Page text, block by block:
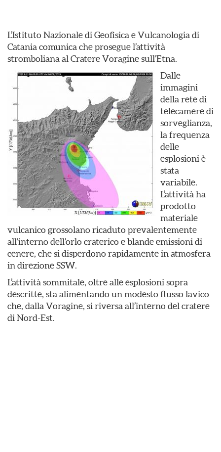
L’Istituto Nazionale di Geofisica e Vulcanologia di
Catania comunica che prosegue l’attività
stromboliana al Cratere Voragine sull’Etna.
Dalle
immagini
della rete di
telecamere di
sorveglianza,
la frequenza
delle
esplosioni è
stata
variabile.
L’attività ha
prodotto
materiale
vulcanico grossolano ricaduto prevalentemente
all’interno dell’orlo craterico e blande emissioni di
cenere, che si disperdono rapidamente in atmosfera
in direzione SSW.
L’attività sommitale, oltre alle esplosioni sopra
descritte, sta alimentando un modesto flusso lavico
che, dalla Voragine, si riversa all’interno del cratere
di Nord-Est.